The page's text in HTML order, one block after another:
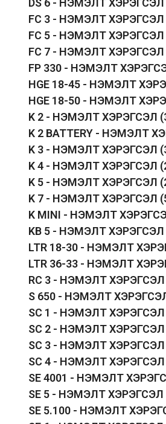
DS 6 - НЭМЭЛТ ХЭРЭГСЭЛ
FC 3 - НЭМЭЛТ ХЭРЭГСЭЛ
FC 5 - НЭМЭЛТ ХЭРЭГСЭЛ
FC 7 - НЭМЭЛТ ХЭРЭГСЭЛ
FP 330 - НЭМЭЛТ
HGE 18-45 - НЭМЭЛТ
HGE 18-50 - НЭМЭЛТ
K 2 - НЭМЭЛТ ХЭРЭГСЭЛ
K 2 BATTERY - НЭМЭЛТ
K 3 - НЭМЭЛТ ХЭРЭГСЭЛ
K 4 - НЭМЭЛТ ХЭРЭГСЭЛ
K 5 - НЭМЭЛТ ХЭРЭГСЭЛ
K 7 - НЭМЭЛТ ХЭРЭГСЭЛ
K MINI - НЭМЭЛТ
KB 5 - НЭМЭЛТ ХЭРЭГСЭЛ
LTR 18-30 - НЭМЭЛТ
LTR 36-33 - НЭМЭЛТ
RC 3 - НЭМЭЛТ ХЭРЭГСЭЛ
S 650 - НЭМЭЛТ
SC 1 - НЭМЭЛТ ХЭРЭГСЭЛ
SC 2 - НЭМЭЛТ ХЭРЭГСЭЛ
SC 3 - НЭМЭЛТ ХЭРЭГСЭЛ
SC 4 - НЭМЭЛТ ХЭРЭГСЭЛ
SE 4001 - НЭМЭЛТ
SE 5 - НЭМЭЛТ ХЭРЭГСЭЛ
SE 5.100 - НЭМЭЛТ